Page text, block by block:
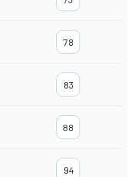
78
83
88
94